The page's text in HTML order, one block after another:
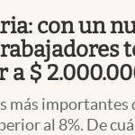
con un
a $
más importantes
al 8%. De